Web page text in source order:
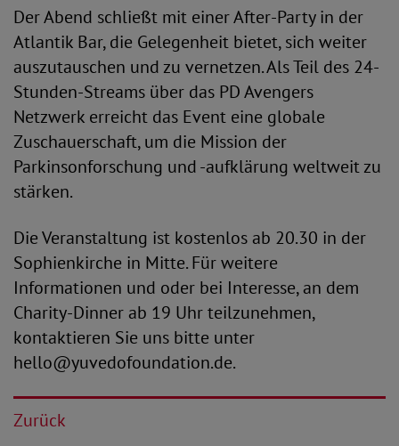
Der Abend schließt mit einer After-Party in der
Atlantik Bar, die Gelegenheit bietet, sich weiter
auszutauschen und zu vernetzen. Als Teil des 24-
Stunden-Streams über das PD Avengers
Netzwerk erreicht das Event eine globale
Zuschauerschaft, um die Mission der
Parkinsonforschung und -aufklärung weltweit zu
stärken.
Die Veranstaltung ist kostenlos ab 20.30 in der
Sophienkirche in Mitte. Für weitere
Informationen und oder bei Interesse, an dem
Charity-Dinner ab 19 Uhr teilzunehmen,
kontaktieren Sie uns bitte unter
hello@yuvedofoundation.de.
Zurück